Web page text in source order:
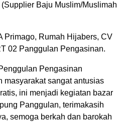
Baju Muslim/Muslimah
Primago, Rumah Hijabers, CV
02 Panggulan Pengasinan.
Pengasinan
masyarakat sangat antusias
ini menjadi kegiatan bazar
Panggulan, terimakasih
semoga berkah dan barokah